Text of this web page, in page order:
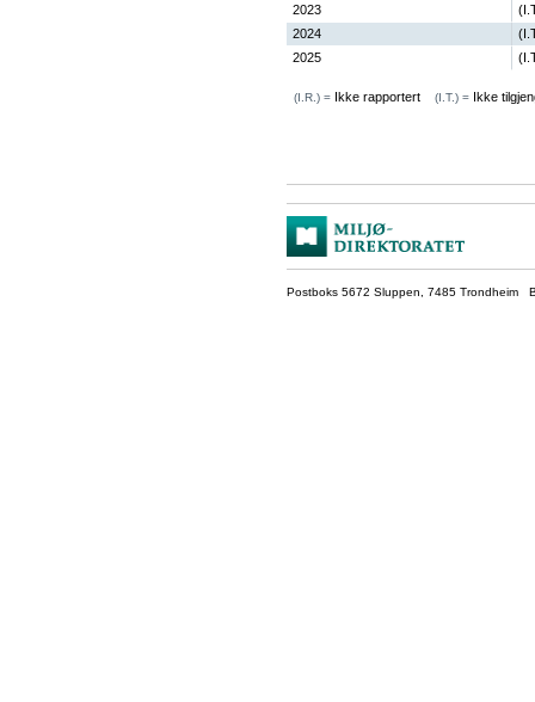
2023
2024
2025
(I.R.) = Ikke rapportert (I.T.) = Ikke
Postboks 5672 Sluppen, 7485 Trondheim